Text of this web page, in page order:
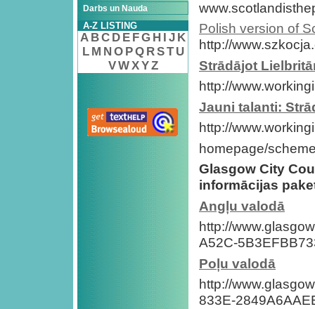
Darbs un Nauda
A-Z LISTING
A BC D E FG H I J K
L M N O PQ RST U
VWXYZ
Polish version of
http://
Strādājot
http://
Jauni talanti:
http://
homepage/
Glasgow City
informācijas
Angļu valodā
http://
A52C-
Poļu valodā
http://
833E-